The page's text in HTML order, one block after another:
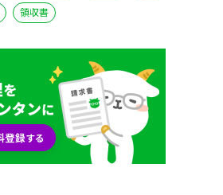
領収書